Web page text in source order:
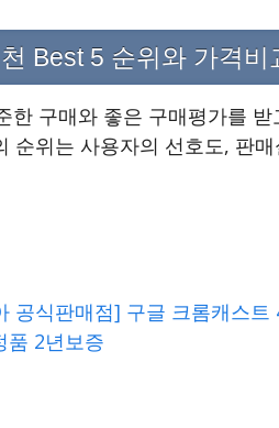
Best 5 순위와 가격비
구매와 좋은 구매평가를
순위는 사용자의 선호도, 판
공식판매점] 구글 크롬캐스트
품 2년보증